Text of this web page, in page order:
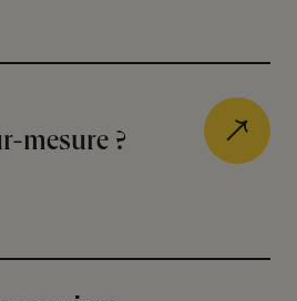
mesure ?